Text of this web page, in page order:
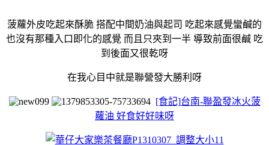
菠蘿外皮吃起來酥脆 搭配中間奶油與起司 吃起來感覺蠻鹹的
也沒有那種入口即化的感覺 而且只夾到一半 導致前面很鹹 吃
到後面又很乾呀
在我心目中就是聯營發大勝利呀
[食記]台南-聯盈發冰火菠
蘿油 好食好好味呀